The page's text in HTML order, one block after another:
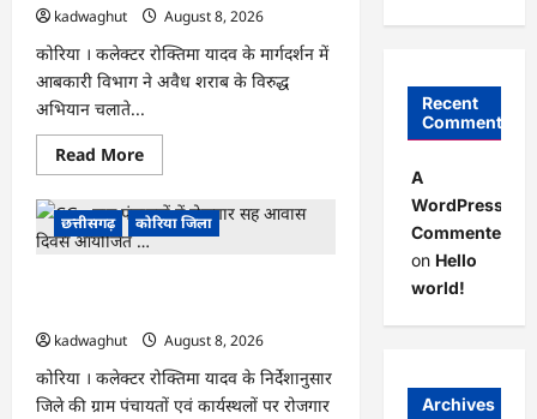
के
लिए‘
3.0
अभियान
हेतु
की
समीक्षा
बैठक
…
kadwaghut
August 8, 2026
कोरिया । कलेक्टर रोक्तिमा यादव के मार्गदर्शन में
आबकारी विभाग ने अवैध शराब के विरुद्ध
अभियान चलाते...
Read MoreRead
more
CG
:
अवैध
शराब
महुआ
शराब
व
एमपी
की
छत्तीसगढ़ कोरिया जिला
kadwaghut
August 8, 2026
कोरिया । कलेक्टर रोक्तिमा यादव के निर्देशानुसार
जिले की ग्राम पंचायतों एवं कार्यस्थलों पर रोजगार
Recent
Comments
A
WordPress
Commenter
on Hello
world!
Archives